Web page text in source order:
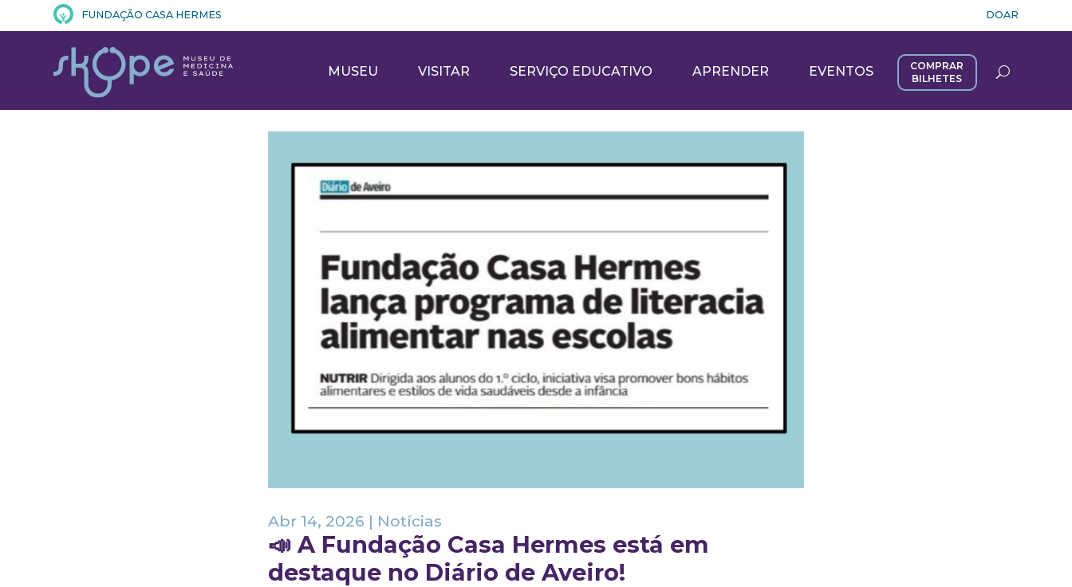
FUNDAÇÃO CASA HERMES DOAR
MUSEU VISITAR SERVIÇO EDUCATIVO APRENDER EVENTOS
COMPRAR
BILHETES
📣 A Fundação Casa Hermes está em
destaque no Diário de Aveiro!
Abr 14, 2026 | Notícias